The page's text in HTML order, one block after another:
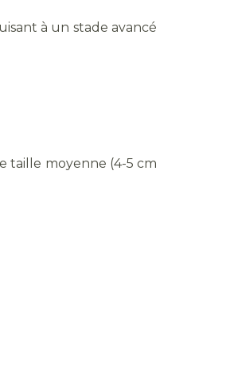
à un stade avancé
taille moyenne (4-5 cm